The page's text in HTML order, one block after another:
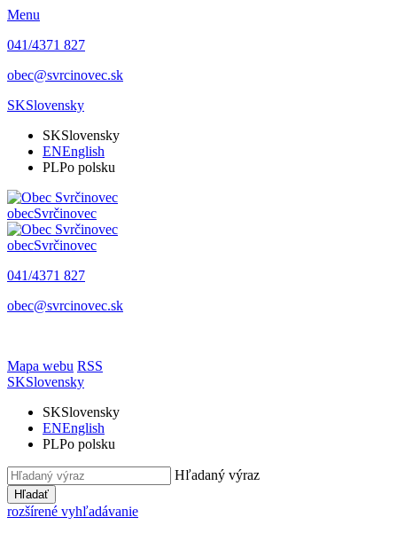
Menu
041/4371 827
obec@svrcinovec.sk
SKSlovensky
SKSlovensky
ENEnglish
PLPo polsku
obecSvrčinovec
obecSvrčinovec
041/4371 827
obec@svrcinovec.sk
Mapa webu RSS
SKSlovensky
SKSlovensky
ENEnglish
PLPo polsku
Hľadaný výraz
Hľadať
rozšírené vyhľadávanie